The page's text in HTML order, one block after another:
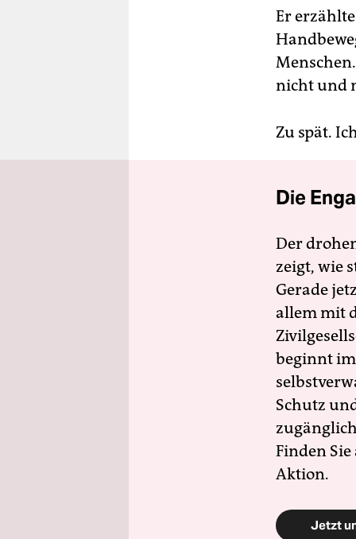
Er
nicht und
Zu spät.
Die
Der
zeigt, wie
Gerade
allem mit
beginnt
Schutz
Finden
Aktion.
Jetzt